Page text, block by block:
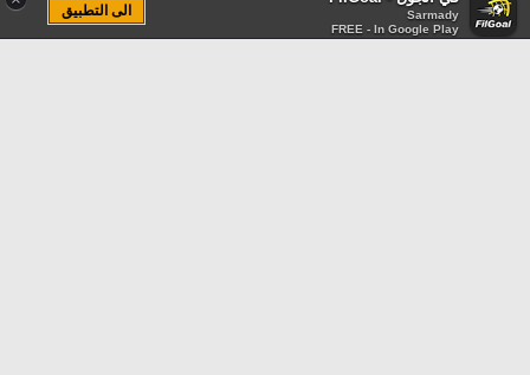
Sarmady
FREE - In Google Play
الى التطبيق